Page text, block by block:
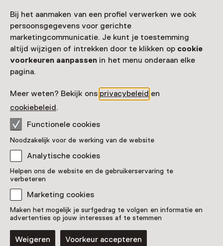
Bij het aanmaken van een profiel verwerken we ook
persoonsgegevens voor gerichte
marketingcommunicatie. Je kunt je toestemming
altijd wijzigen of intrekken door te klikken op cookie
voorkeuren aanpassen in het menu onderaan elke
pagina.
Meer weten? Bekijk ons privacybeleid en
cookiebeleid.
Functionele cookies
Noodzakelijk voor de werking van de website
Analytische cookies
Helpen ons de website en de gebruikerservaring te
verbeteren
Marketing cookies
Maken het mogelijk je surfgedrag te volgen en informatie en
advertenties op jouw interesses af te stemmen
Weigeren Voorkeur accepteren
Spoorlaan 434
5038 CH Tilburg
Route plannenOpent in een nieuw tabblad
013 - 53 53 935
Vandaag open van 10:00 tot 17:00 uur
Zien & doen in
Natuurmuseum Brabant